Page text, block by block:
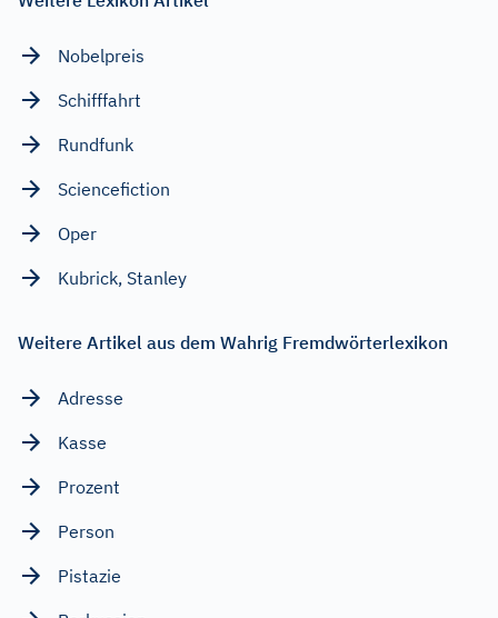
Nobelpreis
Schifffahrt
Rundfunk
Sciencefiction
Oper
Kubrick, Stanley
Weitere Artikel aus dem Wahrig Fremdwörterlexikon
Adresse
Kasse
Prozent
Person
Pistazie